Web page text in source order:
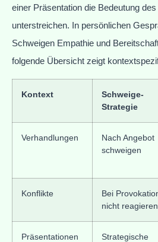
einer Präsentation die Bedeutung
unterstreichen. In persönlichen
Schweigen Empathie und
folgende Übersicht zeigt
Kontext
Schweige-
Strategie
Verhandlungen
Nach Angebot
schweigen
Konflikte
Bei
nicht reagieren
Präsentationen
Strategische